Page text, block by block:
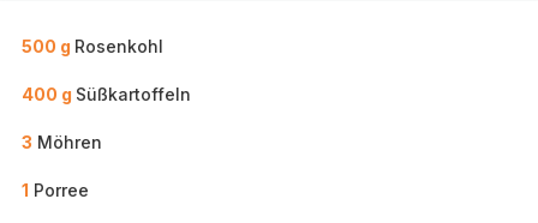
500 g Rosenkohl
400 g Süßkartoffeln
3 Möhren
1 Porree